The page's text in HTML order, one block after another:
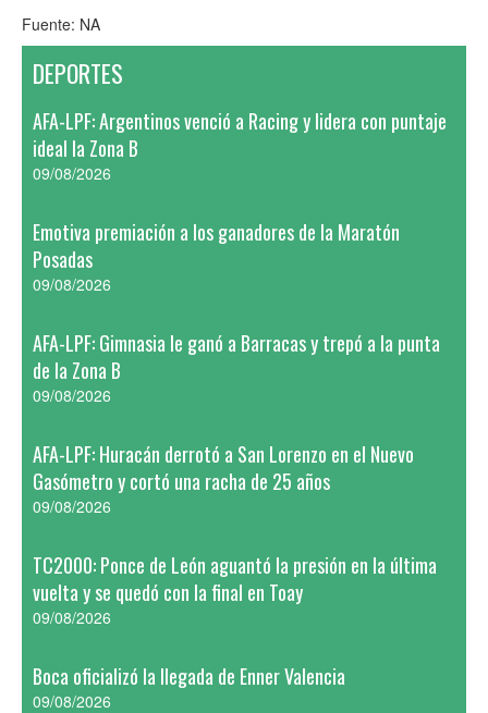
Fuente: NA
DEPORTES
AFA-LPF: Argentinos venció a Racing y lidera con puntaje
ideal la Zona B
09/08/2026
Emotiva premiación a los ganadores de la Maratón
Posadas
09/08/2026
AFA-LPF: Gimnasia le ganó a Barracas y trepó a la punta
de la Zona B
09/08/2026
AFA-LPF: Huracán derrotó a San Lorenzo en el Nuevo
Gasómetro y cortó una racha de 25 años
09/08/2026
TC2000: Ponce de León aguantó la presión en la última
vuelta y se quedó con la final en Toay
09/08/2026
Boca oficializó la llegada de Enner Valencia
09/08/2026